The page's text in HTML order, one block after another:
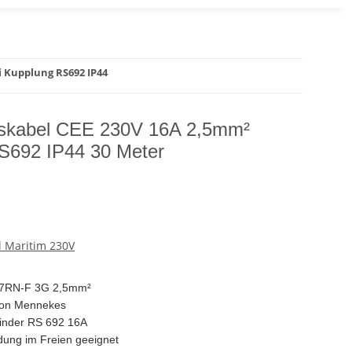
RS692 IP44
CEE 230V 16A 2,5mm²
IP44 30 Meter
Maritim 230V
F 3G 2,5mm²
Mennekes
RS 692 16A
im Freien geeignet